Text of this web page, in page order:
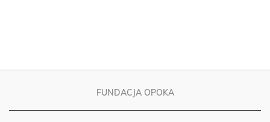
FUNDACJA OPOKA